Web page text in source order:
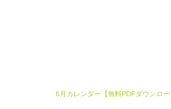
6月カレンダー【無料PDFダウンロ